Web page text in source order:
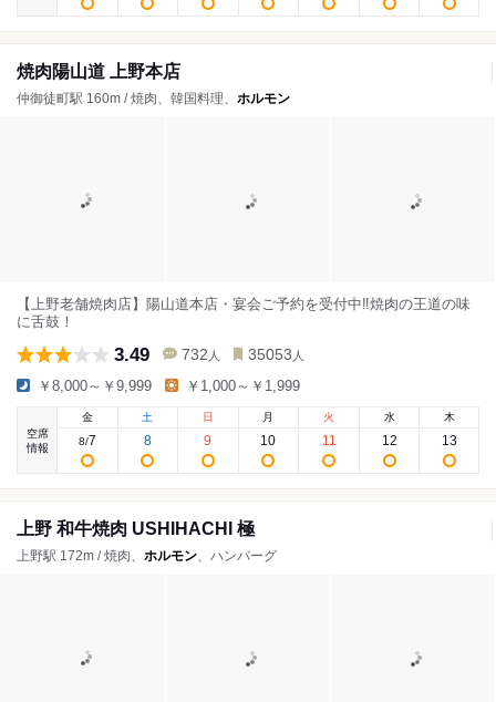
焼肉陽山道 上野本店
仲御徒町駅 160m / 焼肉、韓国料理、 ホルモン
【上野老舗焼肉店】陽山道本店・宴会ご予約を受付中‼焼肉の王道の味
に舌鼓！
3.49 732 人 35053 人
￥8,000～￥9,999 ￥1,000～￥1,999
空席
情報
金
8/7
土
8
日
9
月
10
火
11
水
12
木
13
上野 和牛焼肉 USHIHACHI 極
上野駅 172m / 焼肉、 ホルモン、ハンバーグ